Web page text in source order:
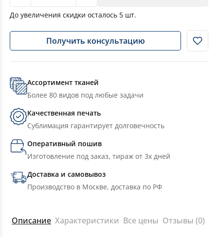
До увеличения скидки осталось 5 шт.
Получить консультацию
Ассортимент тканей
Более 80 видов под любые задачи
Качественная печать
Сублимация гарантирует долговечность
Оперативный пошив
Изготовление под заказ, тираж от 3х дней
Доставка и самовывоз
Производство в Москве, доставка по РФ
Описание Характеристики Все цены Отзывы (0)